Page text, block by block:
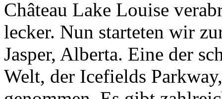
Château Lake Louise
lecker. Nun starteten wir
Jasper, Alberta. Eine der
Welt, der Icefields